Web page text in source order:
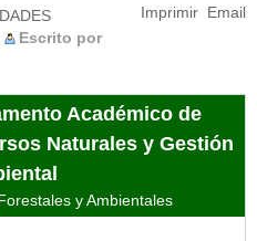
Imprimir Email
Escrito por
Académico de
Naturales y Gestión
y Ambientales